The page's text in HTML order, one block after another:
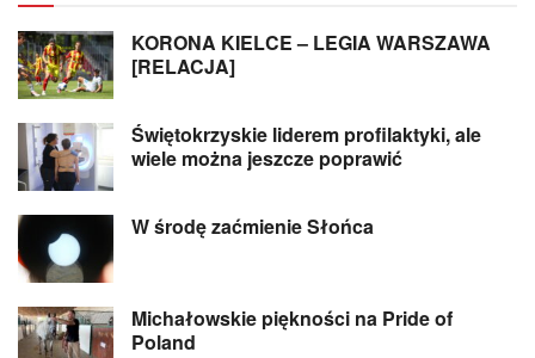
KORONA KIELCE – LEGIA WARSZAWA
[RELACJA]
Świętokrzyskie liderem profilaktyki, ale
wiele można jeszcze poprawić
W środę zaćmienie Słońca
Michałowskie piękności na Pride of
Poland